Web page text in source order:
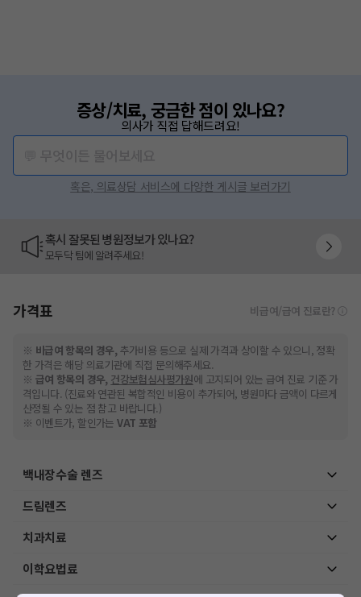
증상/치료, 궁금한 점이 있나요?
의사가 직접 답해드려요!
혹은, 의료상담 서비스에 다양한 게시글 보러가기
혹시 잘못된 병원정보가 있나요?
모두닥 팀에 알려주세요!
가격표 비급여/급여 진료란?
※ 비급여 항목의 경우, 추가비용 등으로 실제 가격과 상이할 수 있으니, 정확
한 가격은 해당 의료기관에 직접 문의해주세요.
※ 급여 항목의 경우, 건강보험심사평가원에 고지되어 있는 급여 진료 기준 가
격입니다. (진료와 연관된 복합적인 비용이 추가되어, 병원마다 금액이 다르게
산정될 수 있는 점 참고 바랍니다.)
※ 이벤트가, 할인가는VAT 포함
백내장수술 렌즈
드림렌즈
치과치료
이학요법료